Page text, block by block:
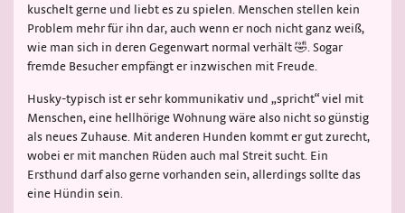
kuschelt gerne und liebt es zu spielen. Menschen stellen kein
Problem mehr für ihn dar, auch wenn er noch nicht ganz weiß,
wie man sich in deren Gegenwart normal verhält 🤣. Sogar
fremde Besucher empfängt er inzwischen mit Freude.
Husky-typisch ist er sehr kommunikativ und „spricht“ viel mit
Menschen, eine hellhörige Wohnung wäre also nicht so günstig
als neues Zuhause. Mit anderen Hunden kommt er gut zurecht,
wobei er mit manchen Rüden auch mal Streit sucht. Ein
Ersthund darf also gerne vorhanden sein, allerdings sollte das
eine Hündin sein.